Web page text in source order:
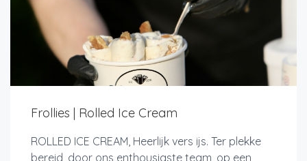
Frollies | Rolled Ice Cream
ROLLED ICE CREAM, Heerlijk vers ijs. Ter plekke
bereid, door ons enthousiaste team, op een